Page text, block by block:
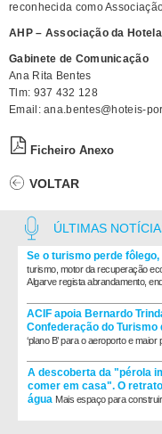
reconhecida como
AHP – Associação da
Gabinete de Comunicação
Ana Rita Bentes
Tlm: 937 432 128
Email: ana.bentes@hoteis-
Ficheiro Anexo
VOLTAR
ÚLTIMAS
Se o turismo perde
turismo, motor da recuperação
Algarve regista abrandamento,
ACIF apoia Bernardo
Confederação do Turismo
‘plano B’ para o aeroporto e
A descoberta da "pérola
comer em casa". O
água Mais espaço para